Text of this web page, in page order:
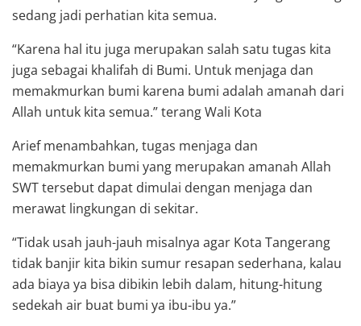
sedang jadi perhatian kita semua.
“Karena hal itu juga merupakan salah satu tugas kita
juga sebagai khalifah di Bumi. Untuk menjaga dan
memakmurkan bumi karena bumi adalah amanah dari
Allah untuk kita semua.” terang Wali Kota
Arief menambahkan, tugas menjaga dan
memakmurkan bumi yang merupakan amanah Allah
SWT tersebut dapat dimulai dengan menjaga dan
merawat lingkungan di sekitar.
“Tidak usah jauh-jauh misalnya agar Kota Tangerang
tidak banjir kita bikin sumur resapan sederhana, kalau
ada biaya ya bisa dibikin lebih dalam, hitung-hitung
sedekah air buat bumi ya ibu-ibu ya.”